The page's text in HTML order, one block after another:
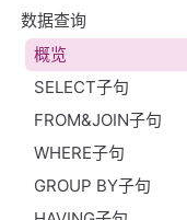
数据查询
概览
SELECT子句
FROM&JOIN子句
WHERE子句
GROUP BY子句